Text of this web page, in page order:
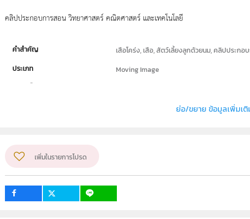
คลิปประกอบการสอน วิทยาศาสตร์ คณิตศาสตร์ และเทคโนโลยี
คำสำคัญ
เสือโคร่ง, เสือ, สัตว์เลี้ยงลูกด้วยนม, คลิปประก
ประเภท
Moving Image
กลุ่มเป้าหมาย
ย่อ/ขยาย ข้อมูลเพิ่มเติ
เพิ่มในรายการโปรด